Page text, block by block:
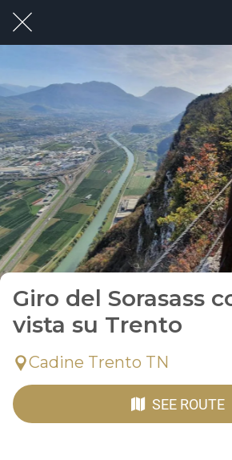
Giro del Sorasass
vista su Trento
Cadine Trento TN
SEE ROUTE